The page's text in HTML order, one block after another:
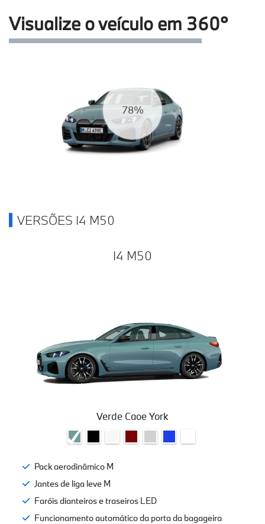
Visualize o veículo em 360°
83%
VERSÕES I4 M50
I4 M50
Verde Caoe York
Pack aerodinâmico M
Jantes de liga leve M
Faróis dianteiros e traseiros LED
Funcionamento automático da porta da bagageira